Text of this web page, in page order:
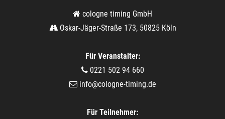
cologne timing GmbH
Oskar-Jäger-Straße 173, 50825 Köln
Für Veranstalter:
0221 502 94 660
info@cologne-timing.de
Für Teilnehmer: